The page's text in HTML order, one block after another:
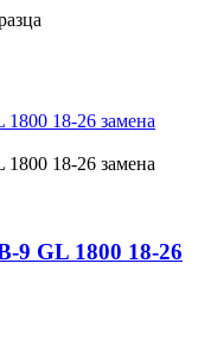
9 GL 1800 18-26